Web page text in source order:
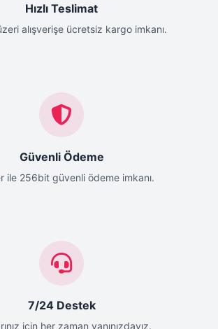
Hızlı Teslimat
alışverişe ücretsiz kargo imkanı.
Güvenli Ödeme
ile 256bit güvenli ödeme imkanı.
7/24 Destek
için her zaman yanınızdayız.